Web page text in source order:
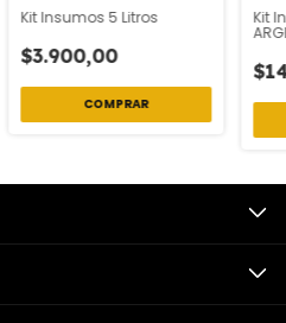
Kit Insumos 5 Litros
$3.900,00
COMPRAR
Kit